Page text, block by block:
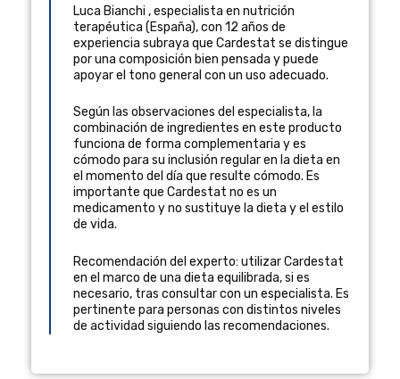
Luca Bianchi ,especialista en nutrición
terapéutica (España), con 12 años de
experiencia subraya que Cardestat se distingue
por una composición bien pensada y puede
apoyar el tono general con un uso adecuado.
Según las observaciones del especialista, la
combinación de ingredientes en este producto
funciona de forma complementaria y es
cómodo para su inclusión regular en la dieta en
el momento del día que resulte cómodo. Es
importante que Cardestat no es un
medicamento y no sustituye la dieta y el estilo
de vida.
Recomendación del experto: utilizar Cardestat
en el marco de una dieta equilibrada, si es
necesario, tras consultar con un especialista. Es
pertinente para personas con distintos niveles
de actividad siguiendo las recomendaciones.